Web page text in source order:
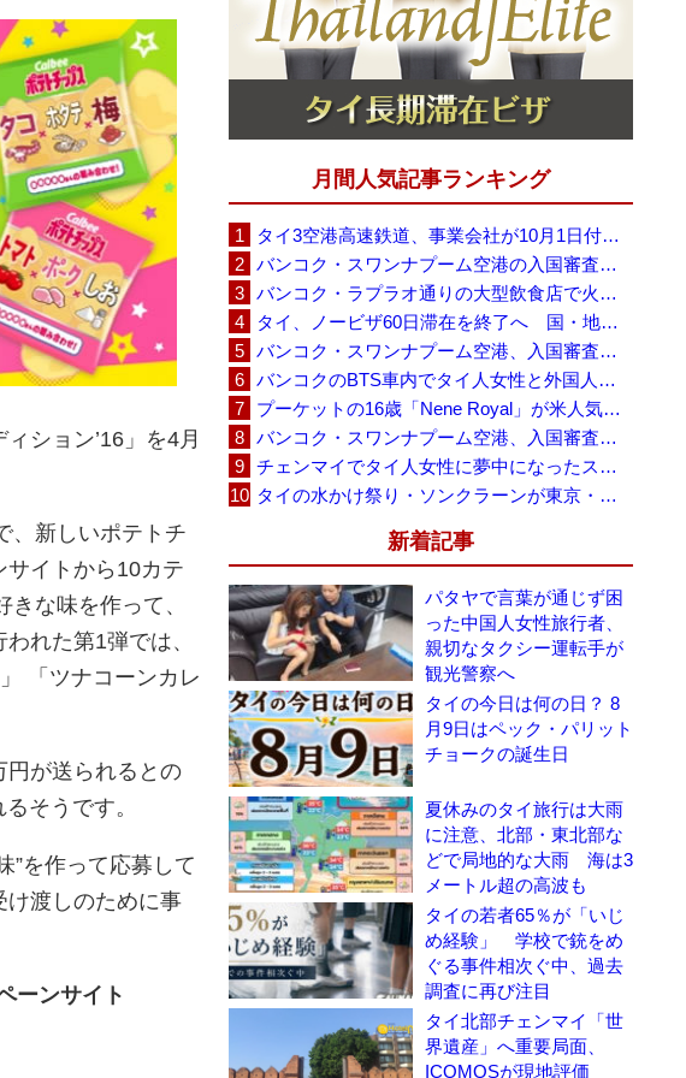
ション’16」を4月
、新しいポテトチ
サイトから10カテ
な味を作って、
れた第1弾では、
「ツナコーンカレ
円が送られるとの
そうです。
”を作って応募して
け渡しのために事
ーンサイト
月間人気記事ランキング
タイ3空港高速鉄道、事業会社が10月1日付の契約終了を通知 「現時点での撤退決定ではない」
バンコク・スワンナプーム空港の入国審査に長蛇の列、SNSで「3～4時間待ち」との投稿が拡散
バンコク・ラプラオ通りの大型飲食店で火災、27人死亡・多数負傷
タイ、ノービザ60日滞在を終了へ 国・地域別に30日・15日へ再編
バンコク・スワンナプーム空港、入国審査で2～3時間待ちの時間帯も 審査厳格化と人員不足が影響か
バンコクのBTS車内でタイ人女性と外国人学生グループが口論、騒音めぐる動画が拡散
プーケットの16歳「Nene Royal」が米人気番組で圧巻の演奏、審査員4人全員が「Yes」
バンコク・スワンナプーム空港、入国審査の自動化ゲート拡充へ 2026年9月に第2段階
チェンマイでタイ人女性に夢中になったスウェーデン人男性、全財産を失い捨てられる
タイの水かけ祭り・ソンクラーンが東京・豊洲に、「BUBBLE SONGKRAN FESTIVAL 2026」8月1日から5日間
新着記事
パタヤで言葉が通じず困
った中国人女性旅行者、
親切なタクシー運転手が
観光警察へ
タイの今日は何の日？ 8
月9日はペック・パリット
チョークの誕生日
夏休みのタイ旅行は大雨
に注意、北部・東北部な
どで局地的な大雨 海は3
メートル超の高波も
タイの若者65％が「いじ
め経験」 学校で銃をめ
ぐる事件相次ぐ中、過去
調査に再び注目
タイ北部チェンマイ「世
界遺産」へ重要局面、
ICOMOSが現地評価